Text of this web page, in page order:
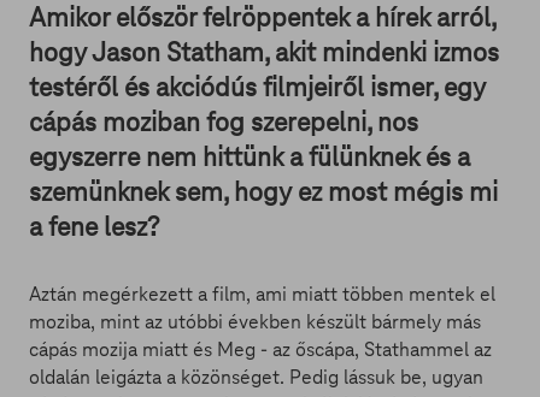
Amikor először felröppentek a hírek arról,
hogy Jason Statham, akit mindenki izmos
testéről és akciódús filmjeiről ismer, egy
cápás moziban fog szerepelni, nos
egyszerre nem hittünk a fülünknek és a
szemünknek sem, hogy ez most mégis mi
a fene lesz?
Aztán megérkezett a film, ami miatt többen mentek el
moziba, mint az utóbbi években készült bármely más
cápás mozija miatt és Meg - az őscápa, Stathammel az
oldalán leigázta a közönséget. Pedig lássuk be, ugyan